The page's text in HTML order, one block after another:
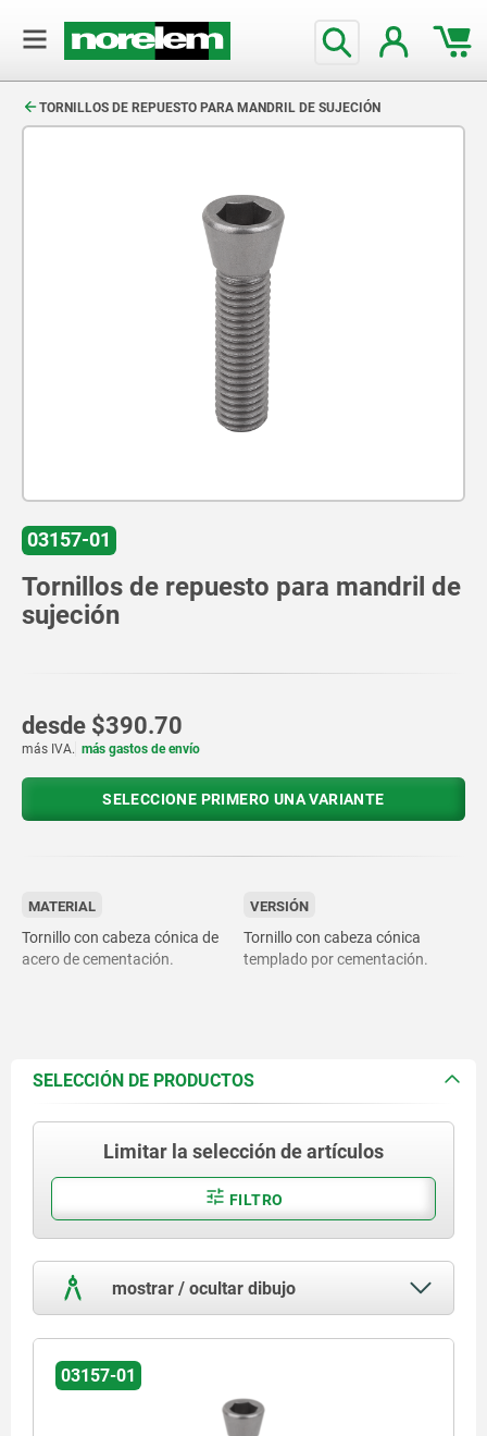
TORNILLOS DE REPUESTO PARA MANDRIL DE SUJECIÓN
03157-01
Tornillos de repuesto para mandril de
sujeción
desde $390.70
más IVA. más gastos de envío
SELECCIONE PRIMERO UNA VARIANTE
MATERIAL
Tornillo con cabeza cónica de
acero de cementación.
VERSIÓN
Tornillo con cabeza cónica
templado por cementación.
SELECCIÓN DE PRODUCTOS
Limitar la selección de artículos
FILTRO
mostrar / ocultar dibujo
03157-01